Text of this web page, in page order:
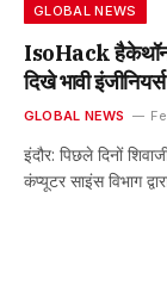
GLOBAL NEWS
IsoHack हैकेथॉन
दिखे भावी इंजीनियर्स
GLOBAL NEWS
इंदौर: पिछले दिनों
कंप्यूटर साइंस विभाग